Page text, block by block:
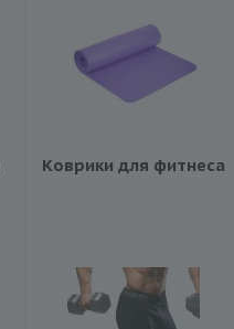
Коврики для фитнеса